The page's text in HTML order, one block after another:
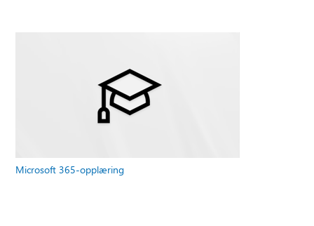
Microsoft 365-opplæring